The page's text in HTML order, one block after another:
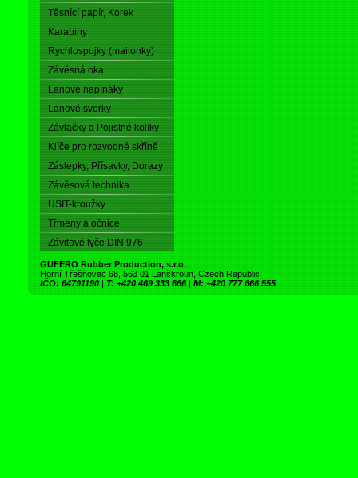
Těsnící papír, Korek
Karabiny
Rychlospojky (mailonky)
Závěsná oka
Lanové napínáky
Lanové svorky
Závlačky a Pojistné kolíky
Klíče pro rozvodné skříně
Záslepky, Přísavky, Dorazy
Závěsová technika
USIT-kroužky
Třmeny a očnice
Závitové tyče DIN 976
GUFERO Rubber Production, s.r.o.
Horní Třešňovec 68, 563 01 Lanškroun, Czech Republic
IČO: 64791190 | T: +420 469 333 666 | M: +420 777 666 555